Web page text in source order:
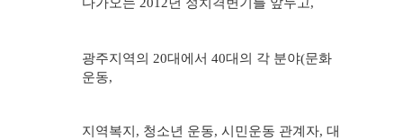
광주지역의 20대에서 40대의 각 분야(문화
운동,
지역복지 , 청소년 운동, 시민운동 관계자, 대